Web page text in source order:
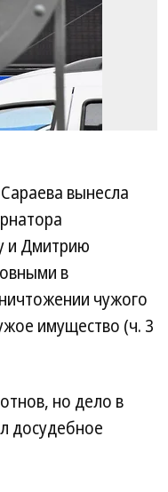
вынесла
и Дмитрию
в
чужого
имущество (ч. 3
но дело в
досудебное